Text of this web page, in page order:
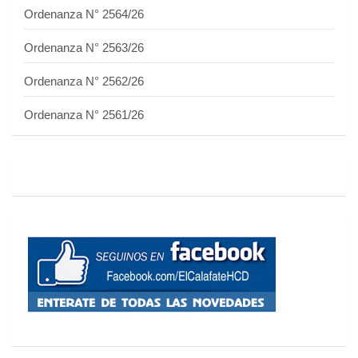
Ordenanza N° 2564/26
Ordenanza N° 2563/26
Ordenanza N° 2562/26
Ordenanza N° 2561/26